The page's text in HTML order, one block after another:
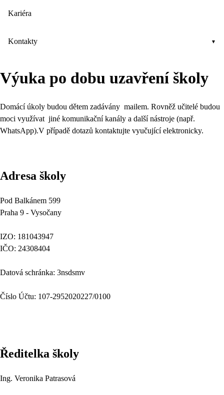
Kariéra
Kontakty
Výuka po dobu uzavření školy
Domácí úkoly budou dětem zadávány mailem. Rovněž učitelé budou
moci využívat jiné komunikační kanály a další nástroje (např.
WhatsApp).V případě dotazů kontaktujte vyučující elektronicky.
Adresa školy
Pod Balkánem 599
Praha 9 - Vysočany
IZO: 181043947
IČO: 24308404
Datová schránka: 3nsdsmv
Číslo Účtu: 107-2952020227/0100
Ředitelka školy
Ing. Veronika Patrasová